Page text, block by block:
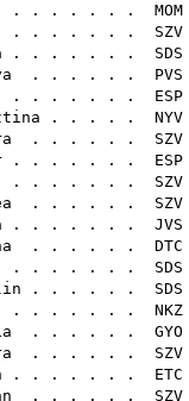
. . . . . . . MOM
. . . . . . . SZV
. . . . . . . SDS
. . . . . . PVS
. . . . . . . ESP
. . . . . NYV
. . . . . . SZV
. . . . . . . ESP
. . . . . . . SZV
. . . . . . SZV
. . . . . . . JVS
. . . . . . DTC
. . . . . . . SDS
. . . . . . SDS
. . . . . . . NKZ
. . . . . . GYO
. . . . . . SZV
. . . . . . . ETC
. . . . . . SZV